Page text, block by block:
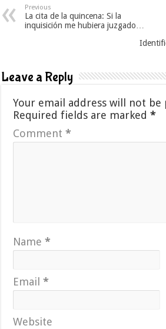
Previous
La cita de la quincena: Si la
inquisición me hubiera juzgado…
Leave a Reply
Your email address will not be
Required fields are marked*
Comment*
Name*
Email*
Website